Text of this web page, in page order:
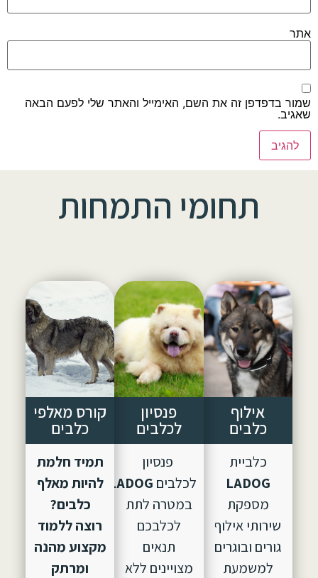
אתר
שמור בדפדפן זה את השם, האימייל והאתר שלי לפעם הבאה
שאגיב.
תחומי התמחות
אילוף
כלבים
כלביית
LADOG
מספקת
שירותי אילוף
גורים ובוגרים
למשמעת
פנסיון
לכלבים
פנסיון
לכלבים LADOG, הוקם
במטרה לתת
לכלבכם
תנאים
מצויינים ללא
קורס מאלפי
כלבים
תמיד חלמת
להיות מאלף
כלבים?
רוצה ללמוד
מקצוע מהנה
ומרתק